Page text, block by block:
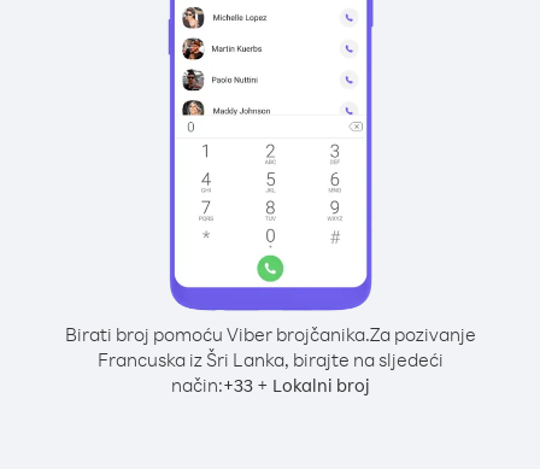
Birati broj pomoću Viber brojčanika.Za pozivanje
Francuska iz Šri Lanka, birajte na sljedeći
način:+33+ Lokalni broj